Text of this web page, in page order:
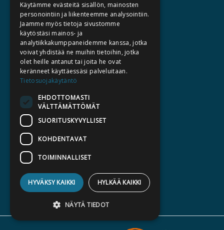
TIETOA MEISTÄ
TEKIJÄT
KATALOGIT
AJANKOHTAISTA
HALUATKO KIRJAILIJAKSI
KIRJA TILAUSTYÖNÄ
MEDIALLE
LASKUTUSOSOITTEET
ENNAKKOTILATTAVAT
LAHJAKORTTI
Käytämme evästeitä sisällön, mainosten
personointiin ja liikenteemme analysointiin.
Jaamme myös tietoja sivustomme
käytöstäsi mainos- ja
analytiikkakumppaneidemme kanssa, jotka
voivat yhdistää ne muihin tietoihin, jotka
olet heille antanut tai joita he ovat
keränneet käyttäessäsi palveluitaan.
Tietosuojakäytäntö
EHDOTTOMASTI
VÄLTTÄMÄTTÖMÄT
SUORITUSKYVYLLISET
KOHDENTAVAT
TOIMINNALLISET
HYVÄKSY KAIKKI HYLKÄÄ KAIKKI
NÄYTÄ TIEDOT